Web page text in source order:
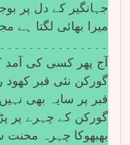
جہانگیر کے دل پر
میرا بھائی لگتا ہے
آج پھر کسی کی آمد
گورکن نئی قبر کھود
قبر پر سایہ بھی
گورکن کے چہرے پر
بھبھوکا چہرہ